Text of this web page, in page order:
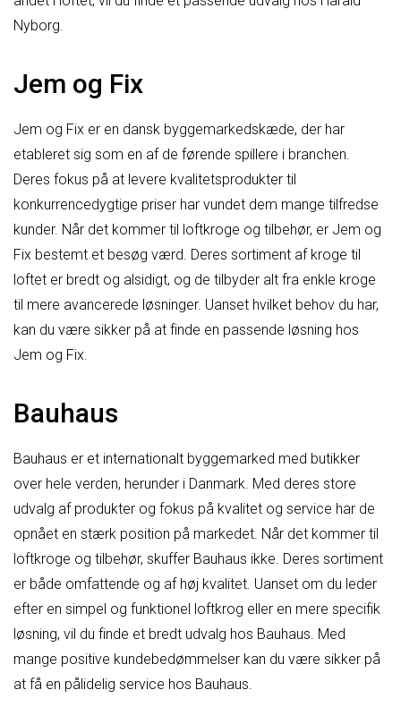
Nyborg.
Jem og Fix
Jem og Fix er en dansk byggemarkedskæde, der har
etableret sig som en af de førende spillere i branchen.
Deres fokus på at levere kvalitetsprodukter til
konkurrencedygtige priser har vundet dem mange tilfredse
kunder. Når det kommer til loftkroge og tilbehør, er Jem og
Fix bestemt et besøg værd. Deres sortiment af kroge til
loftet er bredt og alsidigt, og de tilbyder alt fra enkle kroge
til mere avancerede løsninger. Uanset hvilket behov du har,
kan du være sikker på at finde en passende løsning hos
Jem og Fix.
Bauhaus
Bauhaus er et internationalt byggemarked med butikker
over hele verden, herunder i Danmark. Med deres store
udvalg af produkter og fokus på kvalitet og service har de
opnået en stærk position på markedet. Når det kommer til
loftkroge og tilbehør, skuffer Bauhaus ikke. Deres sortiment
er både omfattende og af høj kvalitet. Uanset om du leder
efter en simpel og funktionel loftkrog eller en mere specifik
løsning, vil du finde et bredt udvalg hos Bauhaus. Med
mange positive kundebedømmelser kan du være sikker på
at få en pålidelig service hos Bauhaus.